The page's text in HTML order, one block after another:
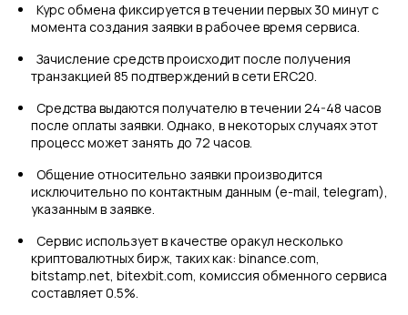
Курс обмена фиксируется в течении первых 30 минут с
момента создания заявки в рабочее время сервиса.
Зачисление средств происходит после получения
транзакцией 85 подтверждений в сети ERC20.
Средства выдаются получателю в течении 24-48 часов
после оплаты заявки. Однако, в некоторых случаях этот
процесс может занять до 72 часов.
Общение относительно заявки производится
исключительно по контактным данным (e-mail, telegram),
указанным в заявке.
Сервис использует в качестве оракул несколько
криптовалютных бирж, таких как: binance.com,
bitstamp.net, bitexbit.com, комиссия обменного сервиса
составляет 0.5%.